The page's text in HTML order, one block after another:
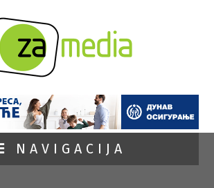
NAVIGACIJA